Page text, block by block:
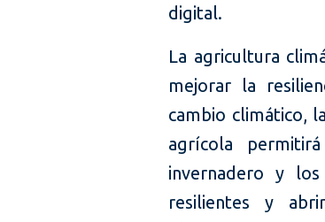
digital.
La agricultura
mejorar la
cambio climático,
agrícola
invernadero y
resilientes y